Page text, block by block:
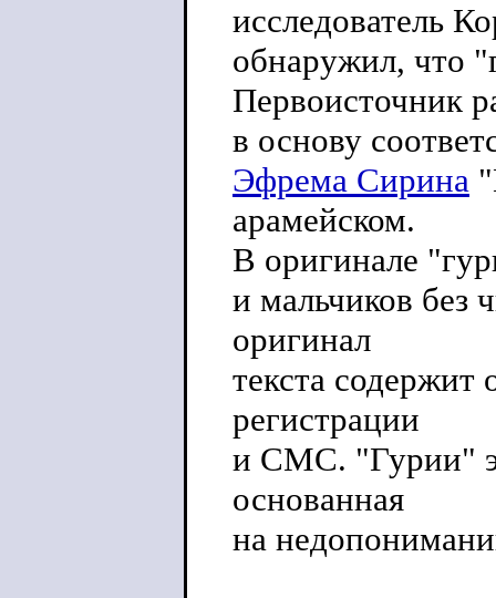
исследователь
обнаружил, что
Первоисточник
в основу
Эфрема Сирина
арамейском.
В оригинале
и мальчиков без
оригинал
текста содержит
регистрации
и СМС. "Гурии"
основанная
на